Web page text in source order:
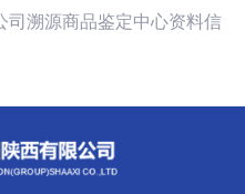
司溯源商品鉴定中心资料信